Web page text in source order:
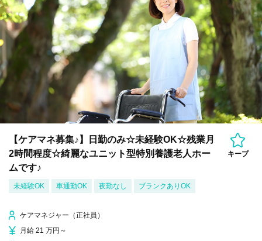
【ケアマネ募集♪】日勤のみ☆未経験OK☆残業月
2時間程度☆綺麗なユニット型特別養護老人ホー
ムです♪
キープ
未経験OK 車通勤OK 夜勤なし ブランクありOK
ケアマネジャー（正社員）
月給 21 万円～